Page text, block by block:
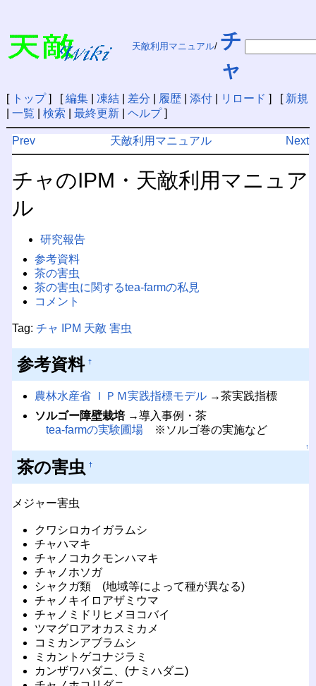
天敵利用マニュアル/ チ
ャ
[ トップ] [編集| 凍結| 差分 履歴| 添付| リロード ] [ 新規
一覧 検索 最終更新| ヘルプ]
Prev Next
天敵利用マニュアル
チャのIPM・天敵利用マニュア
ル
研究報告
参考資料
茶の害虫
茶の害虫に関するtea-farmの私見
コメント
Tag: チャ IPM 天敵 害虫
参考資料 †
農林水産省 ＩＰＭ実践指標モデル→茶実践指標
ソルゴー障壁栽培→導入事例・茶
tea-farmの実験圃場※ソルゴ巻の実施など
↑
茶の害虫 †
メジャー害虫
クワシロカイガラムシ
チャハマキ
チャノコカクモンハマキ
チャノホソガ
シャクガ類 (地域等によって種が異なる)
チャノキイロアザミウマ
チャノミドリヒメヨコバイ
ツマグロアオカスミカメ
コミカンアブラムシ
ミカントゲコナジラミ
カンザワハダニ、(ナミハダニ)